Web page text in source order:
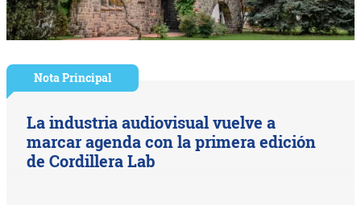
Nota Principal
La industria audiovisual vuelve a
marcar agenda con la primera edición
de Cordillera Lab